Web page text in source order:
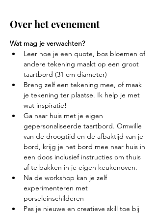
Over het evenement
Wat mag je verwachten?
Leer hoe je een quote, bos bloemen of
andere tekening maakt op een groot
taartbord (31 cm diameter)
Breng zelf een tekening mee, of maak
je tekening ter plaatse. Ik help je met
wat inspiratie!
Ga naar huis met je eigen
gepersonaliseerde taartbord. Omwille
van de droogtijd en de afbaktijd van je
bord, krijg je het bord mee naar huis in
een doos inclusief instructies om thuis
af te bakken in je eigen keukenoven.
Na de workshop kan je zelf
experimenteren met
porseleinschilderen
Pas je nieuwe en creatieve skill toe bij